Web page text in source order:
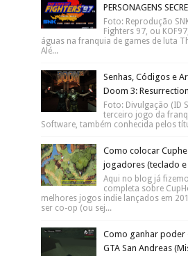
PERSONAGENS
Foto: Reprodução
Fighters 97, ou
águas na franquia de games de luta
Alé...
Senhas, Códigos e
Doom 3:
Foto: Divulgação (ID
terceiro jogo da
Software, também conhecida pelos
Como colocar
jogadores (teclado e
Aqui no blog já
completa sobre
melhores jogos indie lançados em
ser co-op (ou sej...
Como ganhar poder
GTA San Andreas